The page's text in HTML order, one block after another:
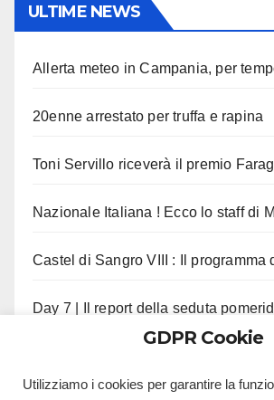
ULTIME NEWS
Allerta meteo in Campania, per
20enne arrestato per truffa e rapina
Toni Servillo riceverà il premio
Nazionale Italiana ! Ecco lo staff di
Castel di Sangro VIII : Il programma
Day 7 | Il report della seduta
GDPR Cookie
Utilizziamo i cookies per garantire la